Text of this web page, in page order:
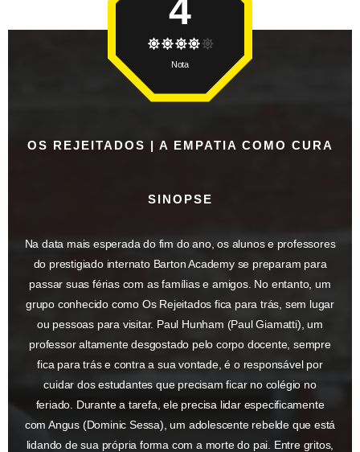
OS REJEITADOS | A EMPATIA COMO CURA
SINOPSE
Na data mais esperada do fim do ano, os alunos e professores
do prestigiado internato Barton Academy se preparam para
passar suas férias com as famílias e amigos. No entanto, um
grupo conhecido como Os Rejeitados fica para trás, sem lugar
ou pessoas para visitar. Paul Hunham (Paul Giamatti), um
professor altamente desgostado pelo corpo docente, sempre
fica para trás e contra a sua vontade, é o responsável por
cuidar dos estudantes que precisam ficar no colégio no
feriado. Durante a tarefa, ele precisa lidar especificamente
com Angus (Dominic Sessa), um adolescente rebelde que está
lidando de sua própria forma com a morte do pai. Entre gritos,
4
Nota